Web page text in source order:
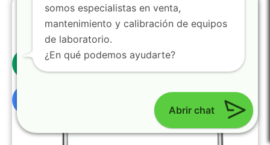
Abrir chat
somos especialistas en venta,
mantenimiento y calibración de equipos
de laboratorio.
¿En qué podemos ayudarte?